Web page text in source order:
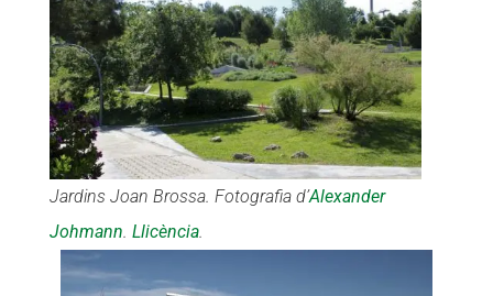
Jardins Joan Brossa. Fotografia d’Alexander
Johmann. Llicència.